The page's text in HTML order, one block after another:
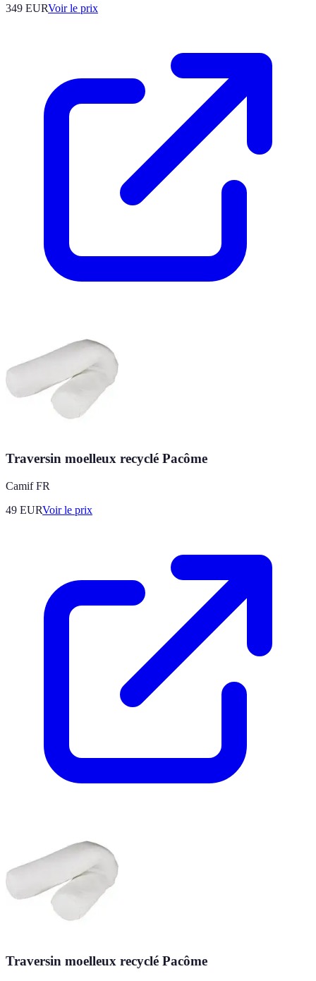
349 EURVoir le prix
Traversin moelleux recyclé Pacôme
Camif FR
49 EURVoir le prix
Traversin moelleux recyclé Pacôme